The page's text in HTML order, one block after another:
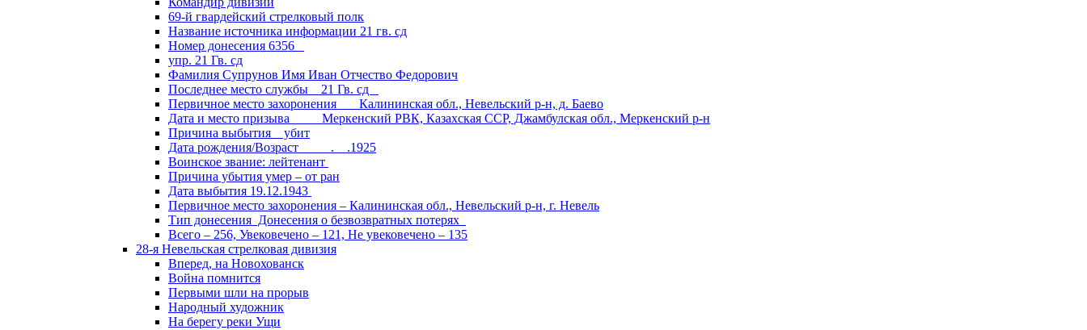
69-й гвардейский стрелковый полк
Название источника информации 21 гв. сд
Номер донесения 6356
упр. 21 Гв. сд
Фамилия Супрунов Имя Иван Отчество Федорович
Последнее место службы 21 Гв. сд
Первичное место захоронения Калининская обл., Невельский р-н, д. Баево
Дата и место призыва Меркенский РВК, Казахская ССР, Джамбулская обл., Меркенский р-н
Причина выбытия убит
Дата рождения/Возраст __.__.1925
Воинское звание: лейтенант
Причина убытия умер – от ран
Дата выбытия 19.12.1943
Первичное место захоронения – Калининская обл., Невельский р-н, г. Невель
Тип донесения Донесения о безвозвратных потерях
Всего – 256, Увековечено – 121, Не увековечено – 135
28-я Невельская стрелковая дивизия
Вперед, на Новохованск
Война помнится
Первыми шли на прорыв
Народный художник
На берегу реки Ущи